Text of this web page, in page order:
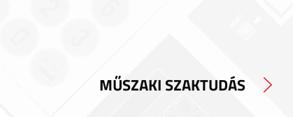
MŰSZAKI SZAKTUDÁS